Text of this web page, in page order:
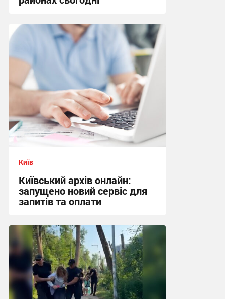
10:13 сьогодні
Київ
Київський архів онлайн:
запущено новий сервіс для
запитів та оплати
01:36 сьогодні